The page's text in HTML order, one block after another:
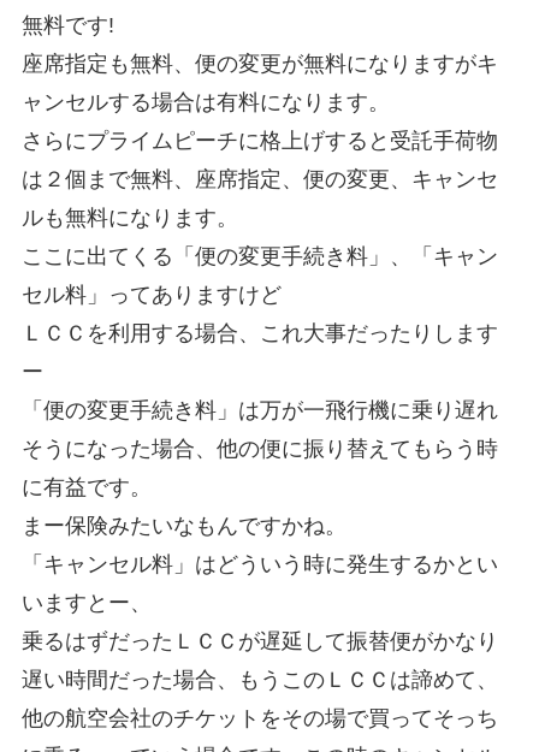
無料です!
座席指定も無料、便の変更が無料になりますがキ
ャンセルする場合は有料になります。
さらにプライムピーチに格上げすると受託手荷物
は２個まで無料、座席指定、便の変更、キャンセ
ルも無料になります。
ここに出てくる「便の変更手続き料」、「キャン
セル料」ってありますけど
ＬＣＣを利用する場合、これ大事だったりします
ー
「便の変更手続き料」は万が一飛行機に乗り遅れ
そうになった場合、他の便に振り替えてもらう時
に有益です。
まー保険みたいなもんですかね。
「キャンセル料」はどういう時に発生するかとい
いますとー、
乗るはずだったＬＣＣが遅延して振替便がかなり
遅い時間だった場合、もうこのＬＣＣは諦めて、
他の航空会社のチケットをその場で買ってそっち